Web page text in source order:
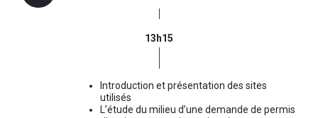
13h15
Introduction et présentation des sites
utilisés
L’étude du milieu d’une demande de permis